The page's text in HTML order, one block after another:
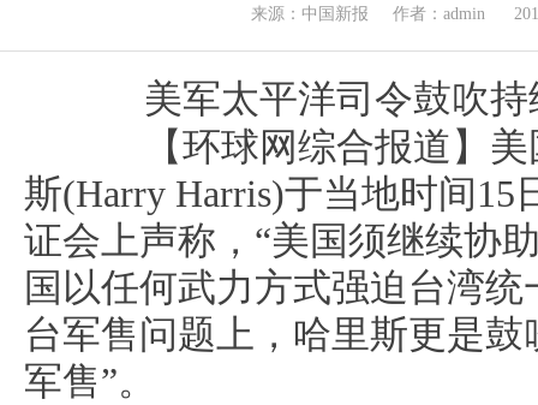
来源：中国新报 作者：admin
美军太平洋司令鼓吹持
【环球网综合报道】美
斯(Harry Harris)于当地时间
证会上声称，“美国须继续协
国以任何武力方式强迫台湾
台军售问题上，哈里斯更是
军售”。